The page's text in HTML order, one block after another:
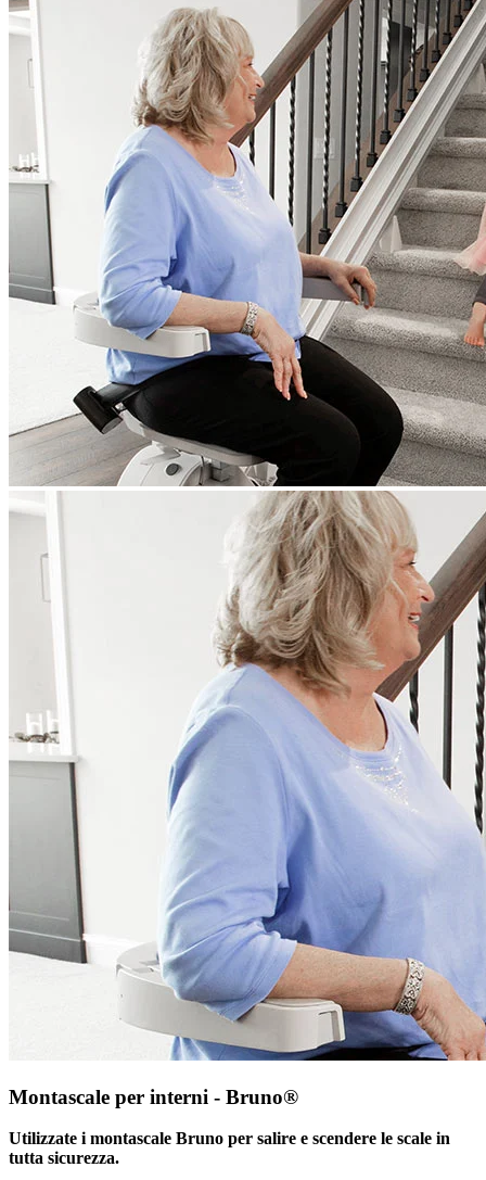
Montascale per interni - Bruno®
Utilizzate i montascale Bruno per salire e scendere le scale in
tutta sicurezza.